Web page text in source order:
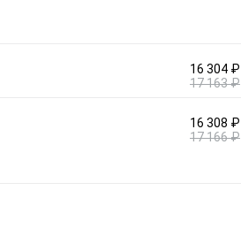
16 304 ₽
17 163 ₽
16 308 ₽
17 166 ₽